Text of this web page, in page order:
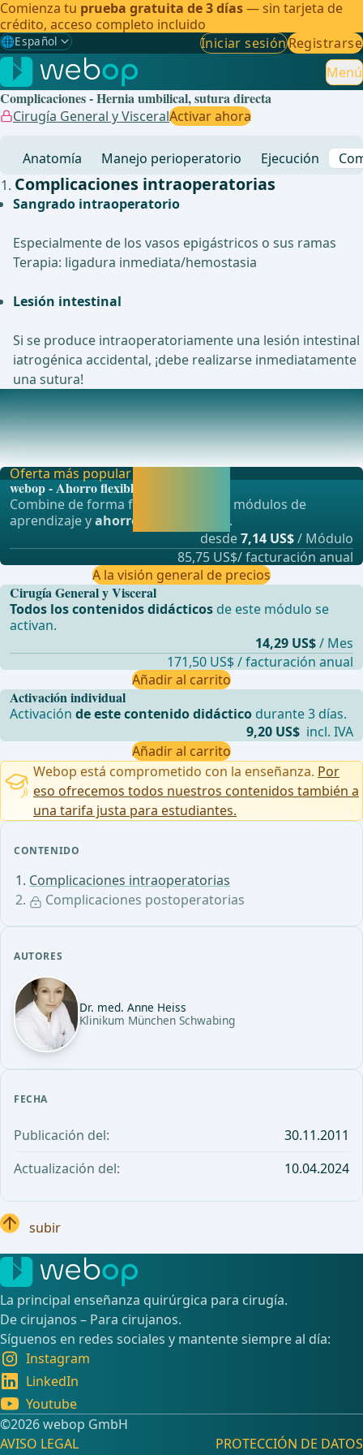
Comienza tu prueba gratuita de 3 días— sin tarjeta de
crédito, acceso completo incluido
🌐Español
Gewählte Sprache: Español
🇩🇪 Alemán
🇬🇧Inglés
🇧🇷 Brasileño
Iniciar sesiónRegistrarse
Menú
Complicaciones - Hernia umbilical, sutura directa
Cirugía General y VisceralActivar ahora
Anatomía Manejo perioperatorio Ejecución
CONTENIDO
Complicaciones intraoperatorias
Complicaciones postoperatorias
AUTORES
Dr. med. Anne Heiss
Klinikum München Schwabing
FECHA
Publicación del:
30.11.2011
Actualización del:
10.04.2024
Complicaciones intraoperatorias
Sangrado intraoperatorio
Especialmente de los vasos epigástricos o sus ramas
Terapia: ligadura inmediata/hemostasia
Lesión intestinal
Si se produce intraoperatoriamente una lesión intestinal
iatrogénica accidental, ¡debe realizarse inmediatamente
una sutura!
Complicaciones postoperatorias
Hemorragia posterior/Hematoma Control ecográfico, en
caso de progresión del tamaño posiblemente pu
Activación individual
Activaciónde este contenido didáctico durante 3 días.
9,20 US$ incl. IVA
Añadir al carrito
Oferta más popular
webop - Ahorro flexible
Combine de forma flexible nuestros módulos de
aprendizaje yahorre hasta un 50% .
desde7,14 US$/ Módulo
85,75 US$/ facturación anual
A la visión general de precios
Cirugía General y Visceral
Todos los contenidos didácticos de este módulo se
activan.
14,29 US$/ Mes
171,50 US$ / facturación anual
Añadir al carrito
Webop está comprometido con la enseñanza. Por
eso ofrecemos todos nuestros contenidos también a
una tarifa justa para estudiantes.
subir
La principal enseñanza quirúrgica para cirugía.
De cirujanos – Para cirujanos.
Síguenos en redes sociales y mantente siempre al día:
Instagram
LinkedIn
Youtube
©️2026 webop GmbH
AVISO LEGAL
PROTECCIÓN DE DATOS